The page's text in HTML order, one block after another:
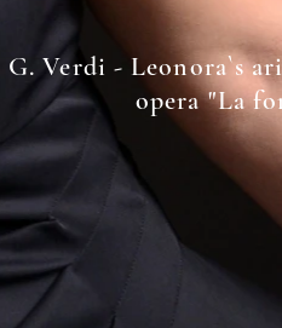
G. Verdi - Leonora`s
opera "La